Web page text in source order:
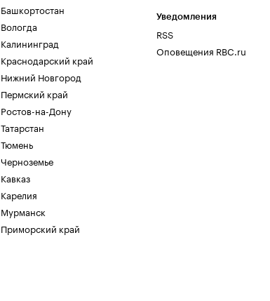
Башкортостан
Вологда
Калининград
Краснодарский край
Нижний Новгород
Пермский край
Ростов-на-Дону
Татарстан
Тюмень
Черноземье
Кавказ
Карелия
Мурманск
Приморский край
Уведомления
RSS
Оповещения RBC.ru